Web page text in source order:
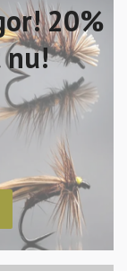
20%
nu!